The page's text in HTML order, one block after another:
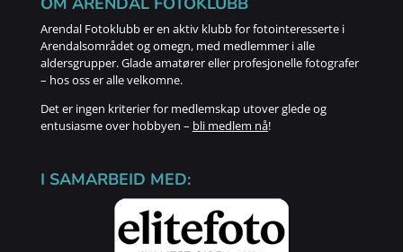
Arendal Fotoklubb er en aktiv klubb for fotointeresserte i
Arendalsområdet og omegn, med medlemmer i alle
aldersgrupper. Glade amatører eller profesjonelle fotografer
– hos oss er alle velkomne.
Det er ingen kriterier for medlemskap utover glede og
entusiasme over hobbyen – bli medlem nå!
I SAMARBEID MED: